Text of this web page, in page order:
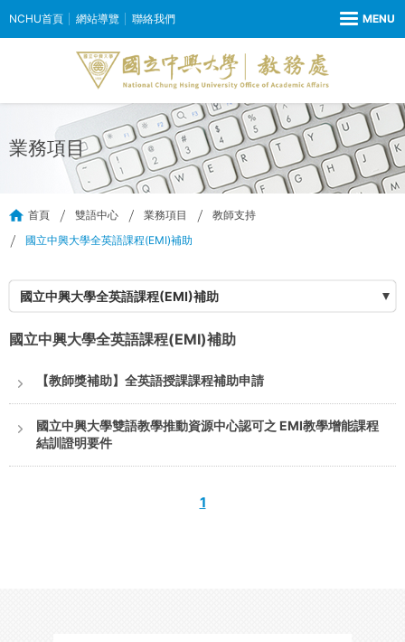
NCHU首頁 網站導覽 聯絡我們
業務項目
首頁 雙語中心 業務項目
教師支持
國立中興大學全英語課程(EMI)補助
國立中興大學全英語課程(EMI)補助
國立中興大學全英語課程(EMI)補助
【教師獎補助】全英語授課課程補助申請
國立中興大學雙語教學推動資源中心認可之 EMI教學增能課程
結訓證明要件
1